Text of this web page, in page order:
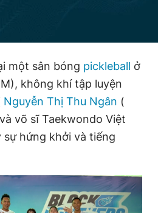
Liên hệ quảng cáo
RSS Tòa soạn Chính sách bảo
Toàn
Hải Thành
Dũng
Hưng
GP - BTTTT cấp ngày 24.3.2020
về Báo Thanh Niên. Cấm sao
không có sự chấp thuận bằng văn
JSC.
một sân bóng pickleball ở
không khí tập luyện
Nguyễn Thị Thu Ngân (
võ sĩ Taekwondo Việt
sự hứng khởi và tiếng